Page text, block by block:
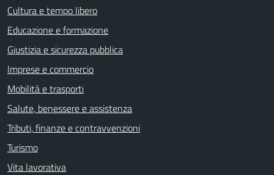
Cultura e tempo libero
Educazione e formazione
Giustizia e sicurezza pubblica
Imprese e commercio
Mobilità e trasporti
Salute, benessere e assistenza
Tributi, finanze e contravvenzioni
Turismo
Vita lavorativa